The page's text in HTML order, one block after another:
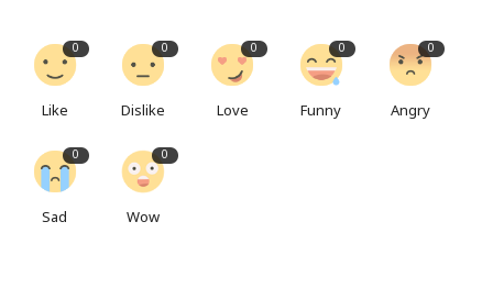
0
Like
0
Dislike
0
Love
0
Funny
0
Angry
0
Sad
0
Wow